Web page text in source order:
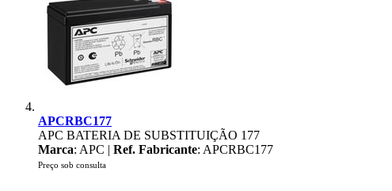
APCRBC177
APC BATERIA DE SUBSTITUIÇÃO 177
Marca: APC | Ref. Fabricante: APCRBC177
Preço sob consulta